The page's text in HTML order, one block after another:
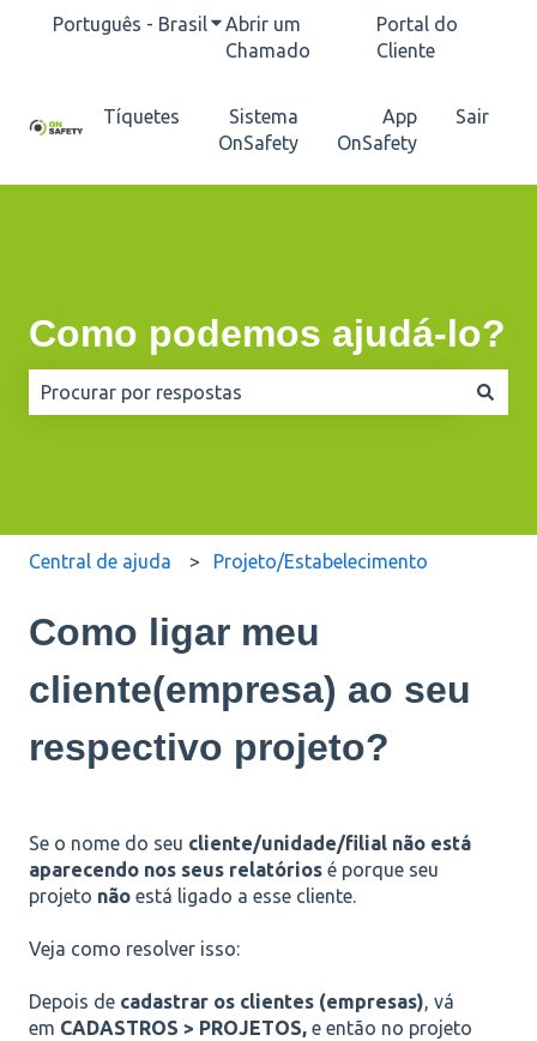
Português - BrasilMostrar submenu para traduções
Abrir um
Chamado
Portal do
Cliente
Tíquetes
Sistema
OnSafety
App
OnSafety
Sair
Como podemos ajudá-lo?
Central de ajuda Projeto/Estabelecimento
Como ligar meu
cliente(empresa) ao seu
respectivo projeto?
Se o nome do seu cliente/unidade/filial não está
aparecendo nos seus relatórios é porque seu
projeto não está ligado a esse cliente.
Veja como resolver isso:
Depois de cadastrar os clientes (empresas), vá
em CADASTROS > PROJETOS, e então no projeto